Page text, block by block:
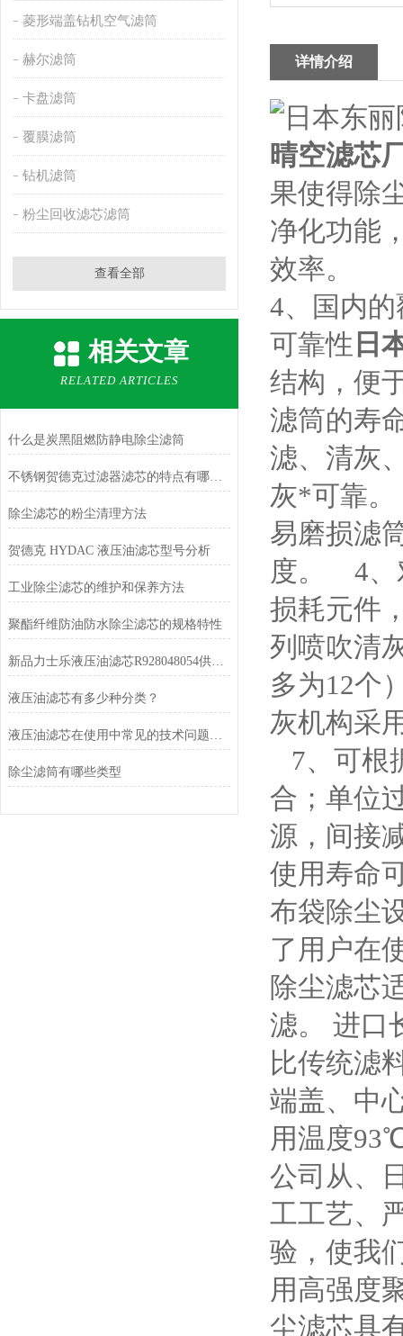
菱形端盖钻机空气滤筒
赫尔滤筒
卡盘滤筒
覆膜滤筒
钻机滤筒
粉尘回收滤芯滤筒
查看全部
相关文章
RELATED ARTICLES
什么是炭黑阻燃防静电除尘滤筒
不锈钢贺德克过滤器滤芯的特点有哪些？
除尘滤芯的粉尘清理方法
贺德克 HYDAC 液压油滤芯型号分析
工业除尘滤芯的维护和保养方法
聚酯纤维防油防水除尘滤芯的规格特性
新品力士乐液压油滤芯R928048054供应厂家
液压油滤芯有多少种分类？
液压油滤芯在使用中常见的技术问题有哪些
除尘滤筒有哪些类型
详情介绍
晴空滤芯
果使得除
净化功能
效率。
4、国内
可靠性 日
结构，便
滤筒的寿
滤、清灰
灰*可靠
易磨损滤
度。 4、
损耗元件
列喷吹清
多为12个
灰机构采
7、可根
合；单位
源，间接
使用寿命
布袋除尘
了用户在
除尘滤芯
滤。 进口
比传统滤
端盖、中
用温度
公司从、
工工艺、
验，使我
用高强度
尘滤芯具